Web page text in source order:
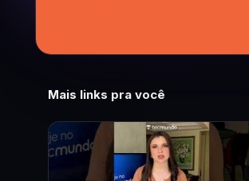
Mais links pra você